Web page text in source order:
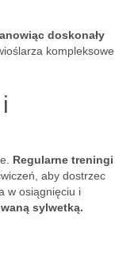
doskonały
kompleksowe
Regularne treningi
aby dostrzec
w osiągnięciu i
sylwetką.